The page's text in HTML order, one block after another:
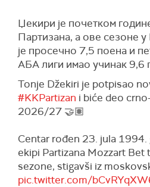
Џекири је почетком
Партизана, а ове сезоне
је просечно 7,5 поена и
АБА лиги имао учинак 9,6
Tonje Džekiri je potpisao
#KKPartizan i biće deo
2026/27 🤝🏽
Centar rođen 23. jula
ekipi Partizana Mozzart
sezone, stigavši iz
pic.twitter.com/